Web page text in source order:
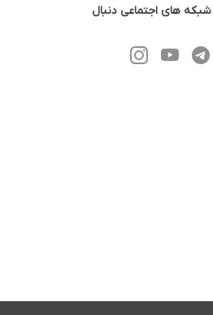
شبکه های اجتماعی دنبال